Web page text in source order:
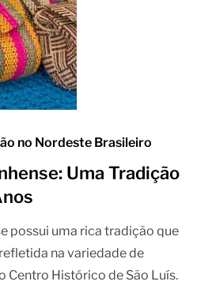
no Nordeste Brasileiro
Uma Tradição
possui uma rica tradição que
na variedade de
Centro Histórico de São Luís.